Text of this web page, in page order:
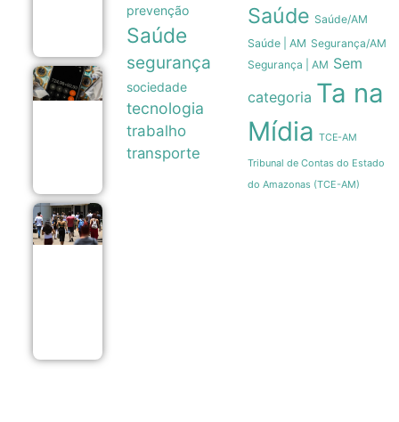
SUS
06/08
Endividamento
das famílias
brasileiras
atinge recorde
de 82% em
julho
prevenção
Saúde
segurança
sociedade
tecnologia
trabalho
transporte
Saúde Saúde/AM
Saúde | AM Segurança/AM
Segurança | AM Sem
categoria Ta na
Mídia TCE-AM
Tribunal de Contas do Estado
do Amazonas (TCE-AM)